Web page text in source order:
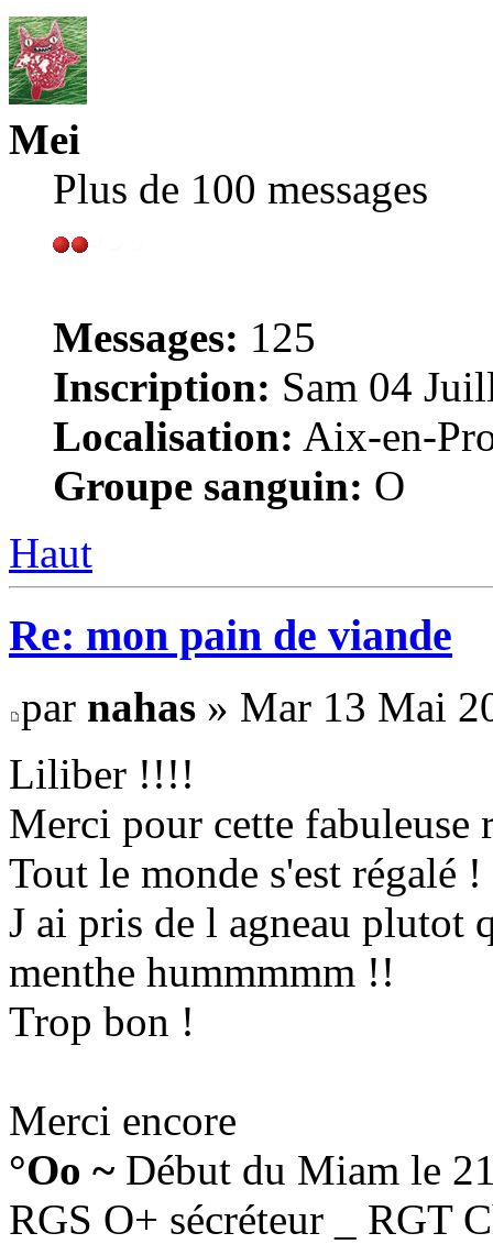
Mei
Plus de 100 messages
Messages: 125
Inscription: Sam 04
Localisation: Aix-en-
Groupe sanguin: O
Haut
Re: mon pain de viande
par nahas » Mar 13 Mai
Liliber !!!!
Merci pour cette fabuleuse
Tout le monde s'est régalé !
J ai pris de l agneau plutot
menthe hummmmm !!
Trop bon !
Merci encore
°Oo ~ Début du Miam le
RGS O+ sécréteur _ RGT